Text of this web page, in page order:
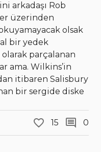
arkadaşı Rob
üzerinden
olsak
bir yedek
parçalanan
ama. Wilkins’in
itibaren Salisbury
bir sergide diske
15 0